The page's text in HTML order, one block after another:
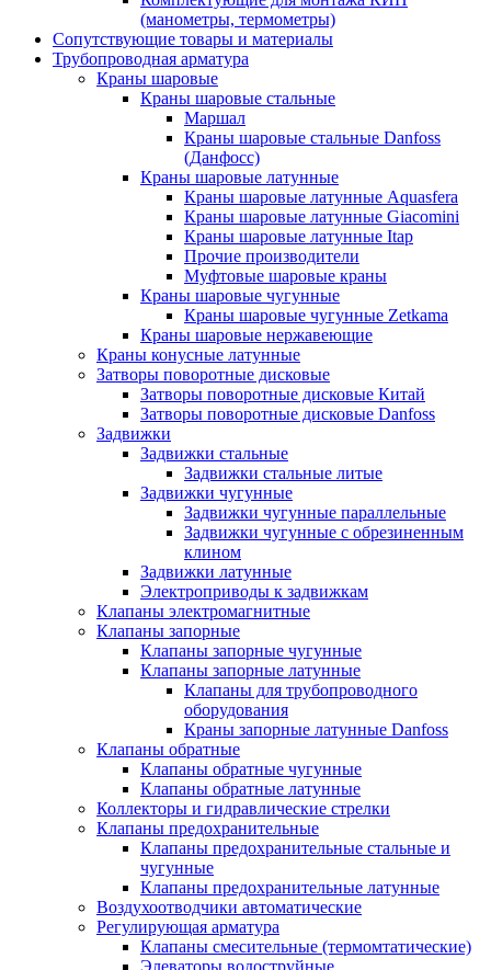
(манометры, термометры)
Сопутствующие товары и материалы
Трубопроводная арматура
Краны шаровые
Краны шаровые стальные
Маршал
Краны шаровые стальные Danfoss
(Данфосс)
Краны шаровые латунные
Краны шаровые латунные Aquasfera
Краны шаровые латунные Giacomini
Краны шаровые латунные Itap
Прочие производители
Муфтовые шаровые краны
Краны шаровые чугунные
Краны шаровые чугунные Zetkama
Краны шаровые нержавеющие
Краны конусные латунные
Затворы поворотные дисковые
Затворы поворотные дисковые Китай
Затворы поворотные дисковые Danfoss
Задвижки
Задвижки стальные
Задвижки стальные литые
Задвижки чугунные
Задвижки чугунные параллельные
Задвижки чугунные с обрезиненным
клином
Задвижки латунные
Электроприводы к задвижкам
Клапаны электромагнитные
Клапаны запорные
Клапаны запорные чугунные
Клапаны запорные латунные
Клапаны для трубопроводного
оборудования
Краны запорные латунные Danfoss
Клапаны обратные
Клапаны обратные чугунные
Клапаны обратные латунные
Коллекторы и гидравлические стрелки
Клапаны предохранительные
Клапаны предохранительные стальные и
чугунные
Клапаны предохранительные латунные
Воздухоотводчики автоматические
Регулирующая арматура
Клапаны смесительные (термомтатические)
Элеваторы водоструйные